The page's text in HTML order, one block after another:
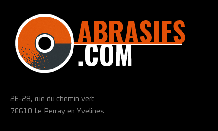
26-28, rue du chemin vert
78610 Le Perray en Yvelines